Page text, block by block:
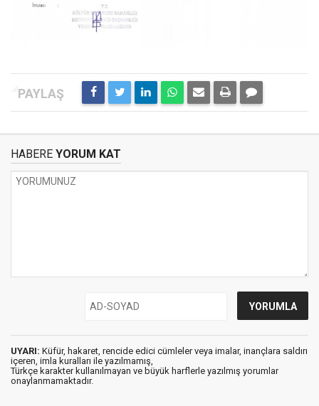
HABERE YORUM KAT
UYARI: Küfür, hakaret, rencide edici cümleler veya imalar, inançlara saldırı
içeren, imla kuralları ile yazılmamış,
Türkçe karakter kullanılmayan ve büyük harflerle yazılmış yorumlar
onaylanmamaktadır.